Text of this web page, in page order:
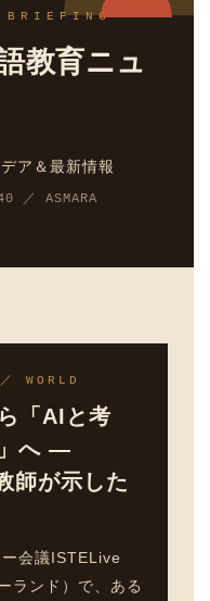
BRIEFING
教育ニュ
ア＆最新情報
／ ASMARA
WORLD
「AIと考
へ —
師が示した
会議ISTELive
ランド）で、ある